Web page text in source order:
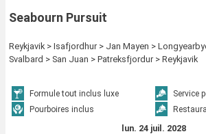
Seabourn Pursuit
Reykjavik > Isafjordhur > Jan Mayen >
Svalbard > San Juan > Patreksfjordur > Reykjavik
Formule tout inclus luxe
Service
Pourboires inclus
lun. 24 juil. 2028